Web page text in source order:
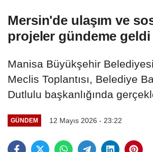
Mersin'de ulaşım ve
projeler gündeme geldi
Manisa Büyükşehir Belediyesi
Meclis Toplantısı, Belediye
Dutlulu başkanlığında
GÜNDEM 12 Mayıs 2026 - 23:22